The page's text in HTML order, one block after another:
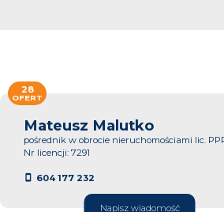
Mateusz Malutko
pośrednik w obrocie nieruchomościami lic.
Nr licencji: 7291
604 177 232
Napisz wiadomość
28
OFERT